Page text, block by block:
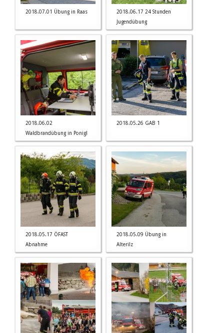
2018.07.01 Übung in Raas
2018.06.17 24 Stunden
Jugendübung
2018.06.02
Waldbrandübung in Ponigl
2018.05.26 GAB 1
2018.05.17 ÖFAST
Abnahme
2018.05.09 Übung in
Alterilz